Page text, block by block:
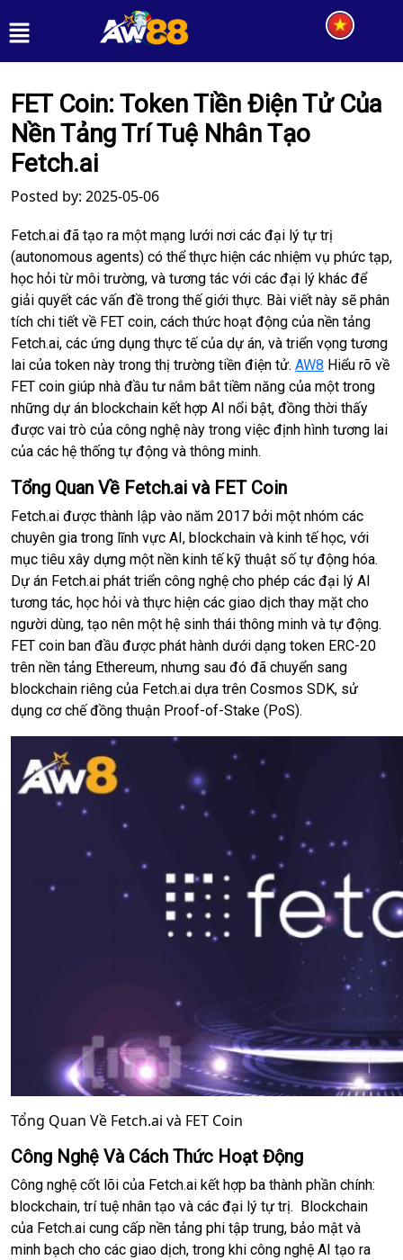
FET Coin: Token Tiền Điện Tử Của
Nền Tảng Trí Tuệ Nhân Tạo
Fetch.ai
Posted by: 2025-05-06
Fetch.ai đã tạo ra một mạng lưới nơi các đại lý tự trị
(autonomous agents) có thể thực hiện các nhiệm vụ phức tạp,
học hỏi từ môi trường, và tương tác với các đại lý khác để
giải quyết các vấn đề trong thế giới thực. Bài viết này sẽ phân
tích chi tiết về FET coin, cách thức hoạt động của nền tảng
Fetch.ai, các ứng dụng thực tế của dự án, và triển vọng tương
lai của token này trong thị trường tiền điện tử. AW8 Hiểu rõ về
FET coin giúp nhà đầu tư nắm bắt tiềm năng của một trong
những dự án blockchain kết hợp AI nổi bật, đồng thời thấy
được vai trò của công nghệ này trong việc định hình tương lai
của các hệ thống tự động và thông minh.
Tổng Quan Về Fetch.ai và FET Coin
Fetch.ai được thành lập vào năm 2017 bởi một nhóm các
chuyên gia trong lĩnh vực AI, blockchain và kinh tế học, với
mục tiêu xây dựng một nền kinh tế kỹ thuật số tự động hóa.
Dự án Fetch.ai phát triển công nghệ cho phép các đại lý AI
tương tác, học hỏi và thực hiện các giao dịch thay mặt cho
người dùng, tạo nên một hệ sinh thái thông minh và tự động.
FET coin ban đầu được phát hành dưới dạng token ERC-20
trên nền tảng Ethereum, nhưng sau đó đã chuyển sang
blockchain riêng của Fetch.ai dựa trên Cosmos SDK, sử
dụng cơ chế đồng thuận Proof-of-Stake (PoS).
Tổng Quan Về Fetch.ai và FET Coin
Công Nghệ Và Cách Thức Hoạt Động
Công nghệ cốt lõi của Fetch.ai kết hợp ba thành phần chính:
blockchain, trí tuệ nhân tạo và các đại lý tự trị. Blockchain
của Fetch.ai cung cấp nền tảng phi tập trung, bảo mật và
minh bạch cho các giao dịch, trong khi công nghệ AI tạo ra